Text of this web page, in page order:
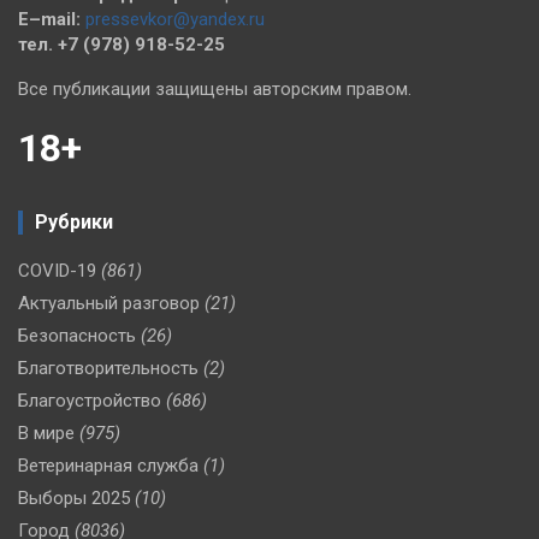
E–mail: pressevkor@yandex.ru
тел. +7 (978) 918-52-25
Все публикации защищены авторским правом.
18+
Рубрики
COVID-19 (861)
Актуальный разговор (21)
Безопасность (26)
Благотворительность (2)
Благоустройство (686)
В мире (975)
Ветеринарная служба (1)
Выборы 2025 (10)
Город (8036)